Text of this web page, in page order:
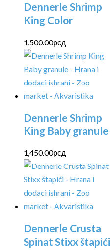
Dennerle Shrimp
King Color
1,500.00рсд
Dennerle Shrimp
King Baby granule
1,450.00рсд
Dennerle Crusta
Spinat Stixx štapići